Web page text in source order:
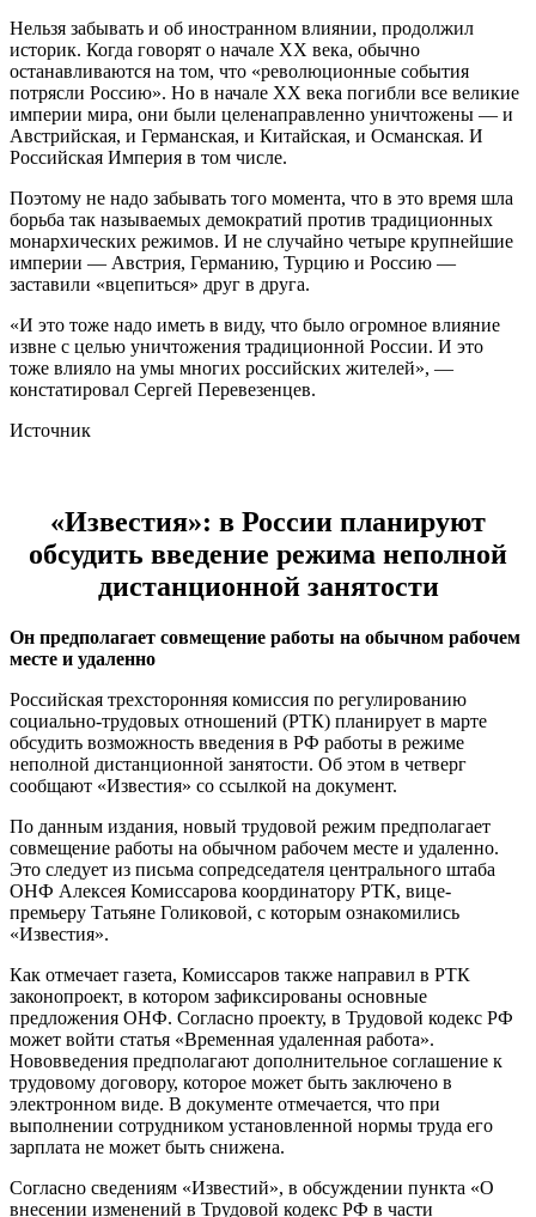
Нельзя забывать и об иностранном влиянии, продолжил
историк. Когда говорят о начале XX века, обычно
останавливаются на том, что «революционные события
потрясли Россию». Но в начале ХХ века погибли все великие
империи мира, они были целенаправленно уничтожены — и
Австрийская, и Германская, и Китайская, и Османская. И
Российская Империя в том числе.
Поэтому не надо забывать того момента, что в это время шла
борьба так называемых демократий против традиционных
монархических режимов. И не случайно четыре крупнейшие
империи — Австрия, Германию, Турцию и Россию —
заставили «вцепиться» друг в друга.
«И это тоже надо иметь в виду, что было огромное влияние
извне с целью уничтожения традиционной России. И это
тоже влияло на умы многих российских жителей», —
констатировал Сергей Перевезенцев.
Источник
«Известия»: в России планируют
обсудить введение режима неполной
дистанционной занятости
Он предполагает совмещение работы на обычном рабочем
месте и удаленно
Российская трехсторонняя комиссия по регулированию
социально-трудовых отношений (РТК) планирует в марте
обсудить возможность введения в РФ работы в режиме
неполной дистанционной занятости. Об этом в четверг
сообщают «Известия» со ссылкой на документ.
По данным издания, новый трудовой режим предполагает
совмещение работы на обычном рабочем месте и удаленно.
Это следует из письма сопредседателя центрального штаба
ОНФ Алексея Комиссарова координатору РТК, вице-
премьеру Татьяне Голиковой, с которым ознакомились
«Известия».
Как отмечает газета, Комиссаров также направил в РТК
законопроект, в котором зафиксированы основные
предложения ОНФ. Согласно проекту, в Трудовой кодекс РФ
может войти статья «Временная удаленная работа».
Нововведения предполагают дополнительное соглашение к
трудовому договору, которое может быть заключено в
электронном виде. В документе отмечается, что при
выполнении сотрудником установленной нормы труда его
зарплата не может быть снижена.
Согласно сведениям «Известий», в обсуждении пункта «О
внесении изменений в Трудовой кодекс РФ в части